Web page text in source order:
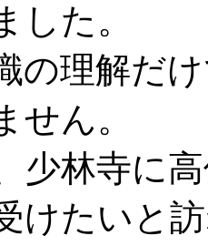
した。
の理解だ
せん。
少林寺に
けたいと